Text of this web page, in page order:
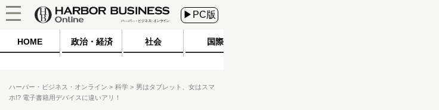
▶PC版
HOME 政治・経済 社会 国際
ハーバー・ビジネス・オンライン 科学
男はタブレット、女はスマ
ホ!? 電子書籍用デバイスに違いアリ！